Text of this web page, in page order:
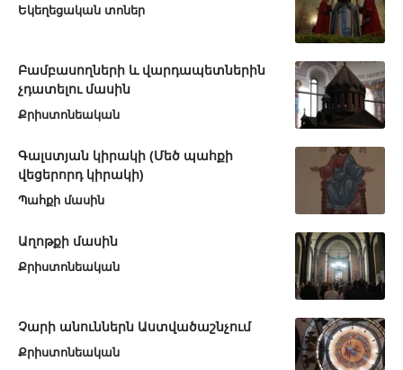
Եկեղեցական տոներ
Բամբասողների և վարդապետներին
չդատելու մասին
Քրիստոնեական
Գալստյան կիրակի (Մեծ պահքի
վեցերորդ կիրակի)
Պահքի մասին
Աղոթքի մասին
Քրիստոնեական
Չարի անուններն Աստվածաշնչում
Քրիստոնեական